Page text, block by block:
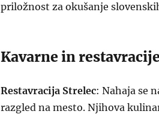
priložnost za okušanje
Kavarne in restavracije
Restavracija Strelec: Nahaja se
razgled na mesto. Njihova